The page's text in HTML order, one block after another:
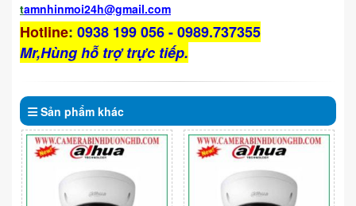
tamnhinmoi24h@gmail.com
Hotline: 0938 199 056 - 0989.737355
Mr,Hùng hỗ trợ trực tiếp.
Sản phẩm khác